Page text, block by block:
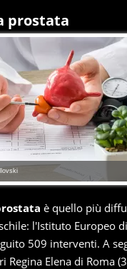
prostata
è quello più
l'Istituto Europeo
509 interventi. A
Regina Elena di Roma